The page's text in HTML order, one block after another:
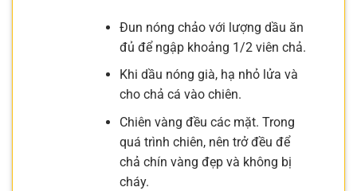
Đun nóng chảo với lượng dầu ăn
đủ để ngập khoảng 1/2 viên chả.
Khi dầu nóng già, hạ nhỏ lửa và
cho chả cá vào chiên.
Chiên vàng đều các mặt. Trong
quá trình chiên, nên trở đều để
chả chín vàng đẹp và không bị
cháy.